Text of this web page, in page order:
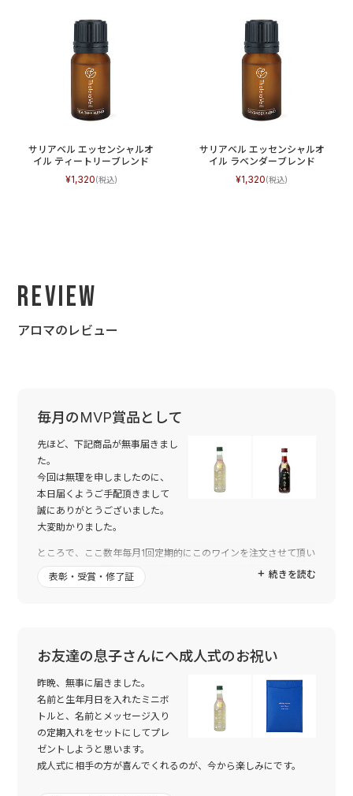
サリアベル エッセンシャルオ
イル ティートリーブレンド
1,320
サリアベル エッセンシャルオ
イル ラベンダーブレンド
1,320
Review
アロマのレビュー
毎月のMVP賞品として
先ほど、下記商品が無事届きまし
た。
今回は無理を申しましたのに、
本日届くようご手配頂きまして
誠にありがとうございました。
大変助かりました。
ところで、ここ数年毎月1回定期的にこのワインを注文させて頂い
ていたのは、部署において毎月のMVPを決め、賞品として御社よ
り納品頂きましたワインを受賞者に渡していたのですが、この賞
いました。
個人的にはワイン以外の商品にも興味があるので、将来、個人と
してお願いすることがあるかも知れません。
その際には、どうぞよろしくお願い致します。
今までどうもありがとうございました。
続きを読む
表彰・受賞・修了証
お友達の息子さんにへ成人式のお祝い
昨晩、無事に届きました。
名前と生年月日を入れたミニボ
トルと、名前とメッセージ入り
の定期入れをセットにしてプレ
ゼントしようと思います。
成人式に相手の方が喜んでくれるのが、今から楽しみにです。